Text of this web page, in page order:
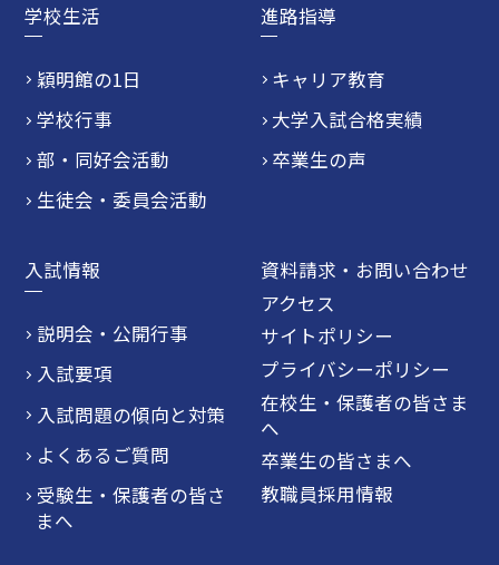
学校生活
穎明館の1日
学校行事
部・同好会活動
生徒会・委員会活動
進路指導
キャリア教育
大学入試合格実績
卒業生の声
入試情報
説明会・公開行事
入試要項
入試問題の傾向と対策
よくあるご質問
受験生・保護者の皆さ
まへ
資料請求・お問い合わせ
アクセス
サイトポリシー
プライバシーポリシー
在校生・保護者の皆さま
へ
卒業生の皆さまへ
教職員採用情報